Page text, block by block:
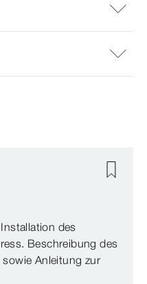
des
Beschreibung des
Anleitung zur